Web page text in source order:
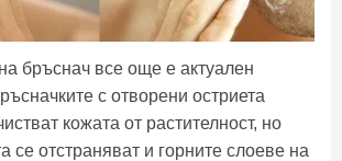
бръснач все още е актуален
с отворени остриета
кожата от растителност, но
се отстраняват и горните слоеве на